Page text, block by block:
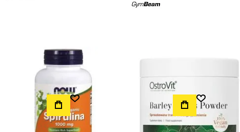
Додати до Списку Бажань Додати до Списку Бажань